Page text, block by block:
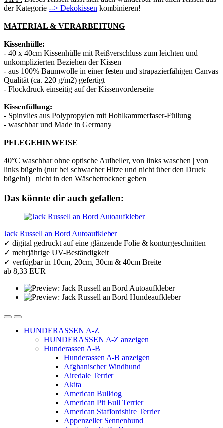
der Kategorie --> Dekokissen kombinieren!
MATERIAL & VERARBEITUNG
Kissenhülle:
- 40 x 40cm Kissenhülle mit Reißverschluss zum leichten und
unkomplizierten Beziehen der Kissen
- aus 100% Baumwolle in einer festen und strapazierfähigen Canvas
Qualität (ca. 220 g/m2) gefertigt
- Flockdruck einseitig auf der Kissenvorderseite
Kissenfüllung:
- Spinvlies aus Polypropylen mit Hohlkammerfaser-Füllung
- waschbar und Made in Germany
PFLEGEHINWEISE
40°C waschbar ohne optische Aufheller, von links waschen | von
links bügeln (nur bei schwacher Hitze und nicht über den Druck
bügeln!) | nicht in den Wäschetrockner geben
Das könnte dir auch gefallen:
Jack Russell an Bord Autoaufkleber
✓ digital gedruckt auf eine glänzende Folie & konturgeschnitten
✓ mehrjährige UV-Beständigkeit
✓ verfügbar in 10cm, 20cm, 30cm & 40cm Breite
ab 8,33 EUR
HUNDERASSEN A-Z
HUNDERASSEN A-Z anzeigen
Hunderassen A-B
Hunderassen A-B anzeigen
Afghanischer Windhund
Airedale Terrier
Akita
American Bulldog
American Pit Bull Terrier
American Staffordshire Terrier
Appenzeller Sennenhund